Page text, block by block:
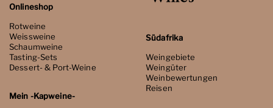
Onlineshop
Rotweine
Weissweine
Schaumweine
Tasting-Sets
Dessert- & Port-Weine
Mein -Kapweine-
Südafrika
Weingebiete
Weingüter
Weinbewertungen
Reisen